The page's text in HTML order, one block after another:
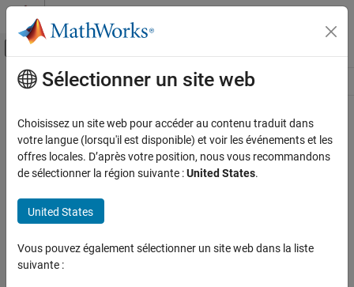
Passer au contenu
Activer/désactiver l'affichage du menu
Ressource
Contenu principal
Sélectionner un site web
Choisissez un site web pour accéder au contenu traduit dans
votre langue (lorsqu'il est disponible) et voir les événements et les
offres locales. D’après votre position, nous vous recommandons
de sélectionner la région suivante :United States.
United States
Vous pouvez également sélectionner un site web dans la liste
suivante :